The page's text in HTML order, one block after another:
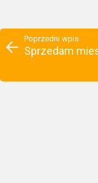
Poprzedni wpis
Sprzedam